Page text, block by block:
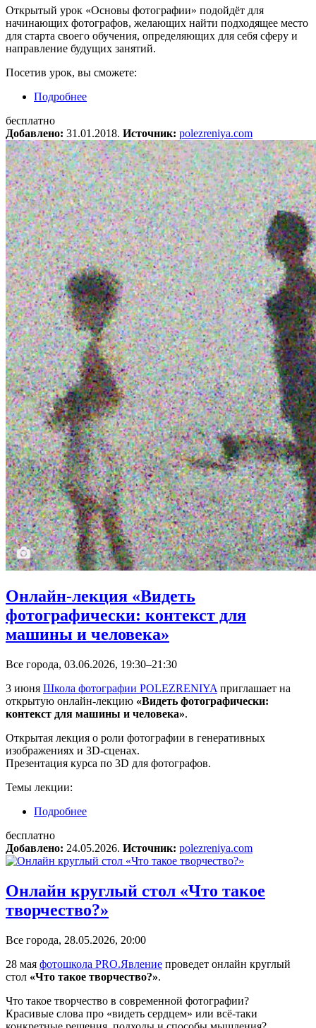
Открытый урок «Основы фотографии» подойдёт для
начинающих фотографов, желающих найти подходящее место
для старта своего обучения, определяющих для себя сферу и
направление будущих занятий.
Посетив урок, вы сможете:
Подробнее
бесплатно
Добавлено: 31.01.2018. Источник: polezreniya.com
Онлайн-лекция «Видеть
фотографически: контекст для
машины и человека»
Все города, 03.06.2026, 19:30–21:30
3 июня Школа фотографии POLEZRENIYA приглашает на
открытую онлайн-лекцию «Видеть фотографически:
контекст для машины и человека».
Открытая лекция о роли фотографии в генеративных
изображениях и 3D-сценах.
Презентация курса по 3D для фотографов.
Темы лекции:
Подробнее
бесплатно
Добавлено: 24.05.2026. Источник: polezreniya.com
Онлайн круглый стол «Что такое
творчество?»
Все города, 28.05.2026, 20:00
28 мая фотошкола PRO.Явление проведет онлайн круглый
стол «Что такое творчество?».
Что такое творчество в современной фотографии?
Красивые слова про «видеть сердцем» или всё-таки